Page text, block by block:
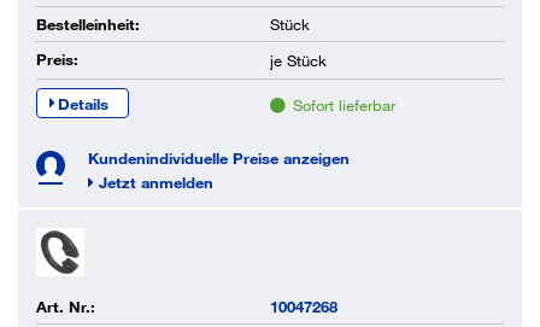
Bestelleinheit:
Stück
Preis:
je Stück
Details Sofort lieferbar
Kundenindividuelle Preise anzeigen
Jetzt anmelden
Art. Nr.:
10047268